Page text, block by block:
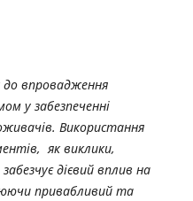
до впрова­дження
у забезпеченні
Використання
як виклики,
дієвий вплив на
привабливий та